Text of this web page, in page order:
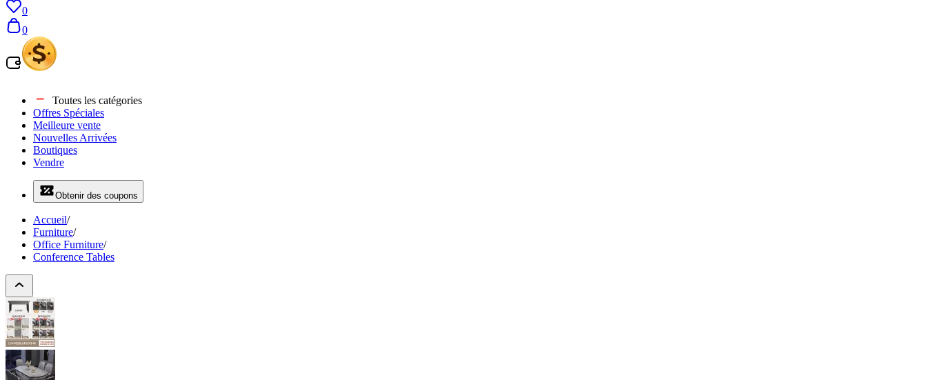
0
0
Toutes les catégories
Offres Spéciales
Meilleure vente
Nouvelles Arrivées
Boutiques
Vendre
Obtenir des coupons
Accueil/
Furniture/
Office Furniture/
Conference Tables